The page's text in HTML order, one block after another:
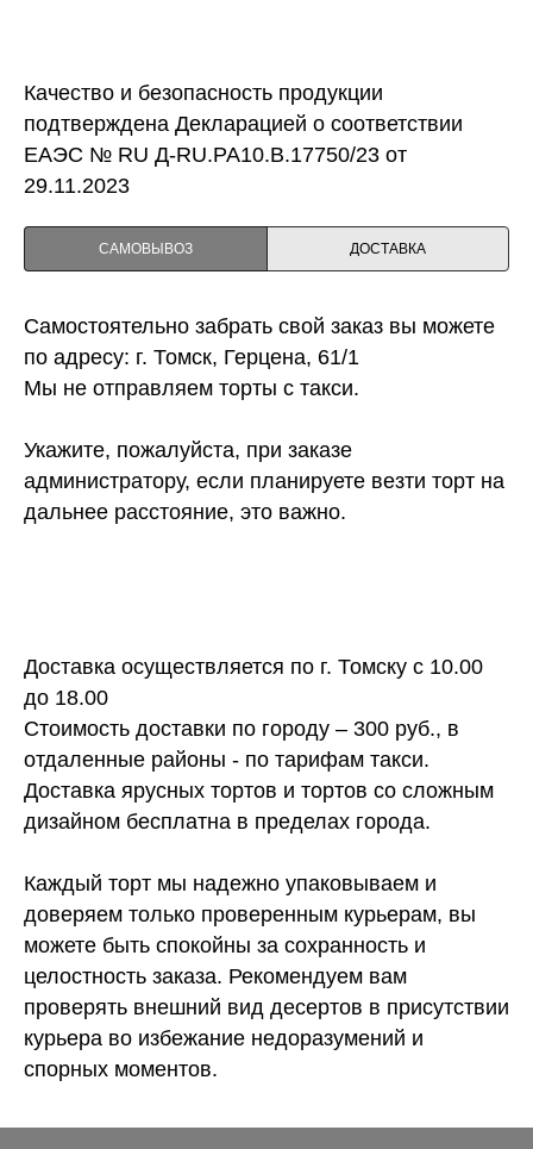
Качество и безопасность продукции
подтверждена Декларацией о соответствии
ЕАЭС № RU Д-RU.PA10.B.17750/23 от
29.11.2023
САМОВЫВОЗ ДОСТАВКА
Самостоятельно забрать свой заказ вы можете
по адресу: г. Томск, Герцена, 61/1
Мы не отправляем торты с такси.
Укажите, пожалуйста, при заказе
администратору, если планируете везти торт на
дальнее расстояние, это важно.
Доставка осуществляется по г. Томску с 10.00
до 18.00
Стоимость доставки по городу – 300 руб., в
отдаленные районы - по тарифам такси.
Доставка ярусных тортов и тортов со сложным
дизайном бесплатна в пределах города.
Каждый торт мы надежно упаковываем и
доверяем только проверенным курьерам, вы
можете быть спокойны за сохранность и
целостность заказа. Рекомендуем вам
проверять внешний вид десертов в присутствии
курьера во избежание недоразумений и
спорных моментов.